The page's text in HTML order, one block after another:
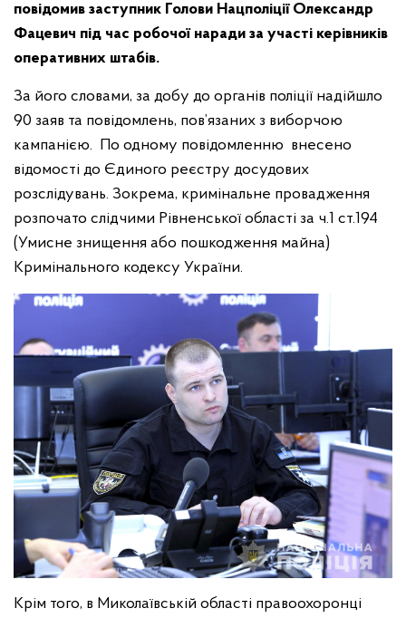
повідомив заступник Голови Нацполіції Олександр
Фацевич під час робочої наради за участі керівників
оперативних штабів.
За його словами, за добу до органів поліції надійшло
90 заяв та повідомлень, пов’язаних з виборчою
кампанією. По одному повідомленню внесено
відомості до Єдиного реєстру досудових
розслідувань. Зокрема, кримінальне провадження
розпочато слідчими Рівненської області за ч.1 ст.194
(Умисне знищення або пошкодження майна)
Кримінального кодексу України.
Крім того, в Миколаївській області правоохоронці